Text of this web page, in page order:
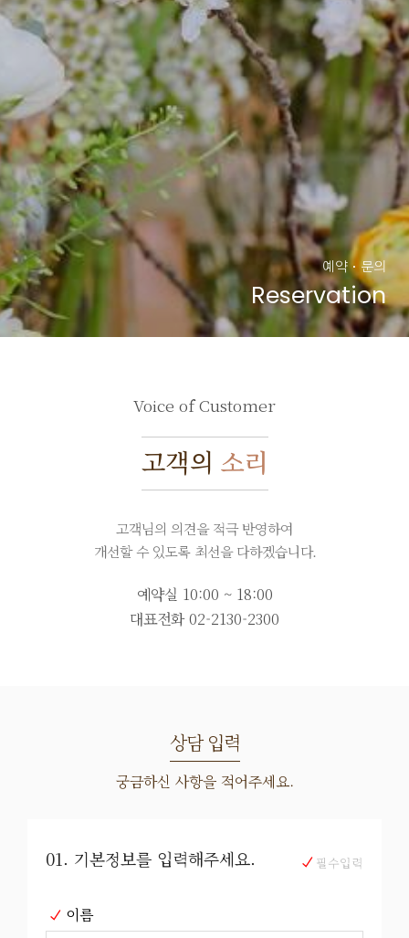
예약 · 문의
Reservation
Voice of Customer
고객의 소리
고객님의 의견을 적극 반영하여
개선할 수 있도록 최선을 다하겠습니다.
예약실 10:00 ~ 18:00
대표전화02-2130-2300
상담 입력
궁금하신 사항을 적어주세요.
01. 기본정보를 입력해주세요. 필수입력
이름